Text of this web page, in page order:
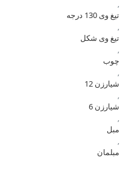
,
تیغ وی 130 درجه
,
تیغ وی شکل
,
چوب
,
شیارزن 12
,
شیارزن 6
,
مبل
,
مبلمان